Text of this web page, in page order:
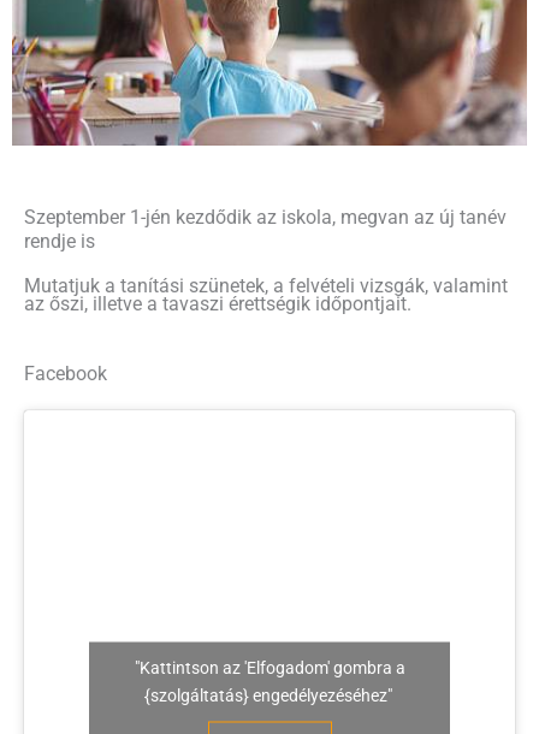
Szeptember 1-jén kezdődik az iskola, megvan az új tanév
rendje is
Mutatjuk a tanítási szünetek, a felvételi vizsgák, valamint
az őszi, illetve a tavaszi érettségik időpontjait.
Facebook
"Kattintson az 'Elfogadom' gombra a
{szolgáltatás} engedélyezéséhez"